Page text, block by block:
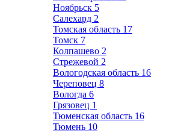
Ноябрьск 5
Салехард 2
Томская область 17
Томск 7
Колпашево 2
Стрежевой 2
Вологодская область 16
Череповец 8
Вологда 6
Грязовец 1
Тюменская область 16
Тюмень 10